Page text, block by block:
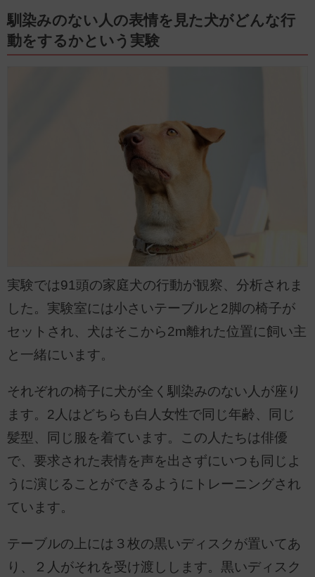
馴染みのない人の表情を見た犬がどんな行
動をするかという実験
実験では91頭の家庭犬の行動が観察、分析されま
した。実験室には小さいテーブルと2脚の椅子が
セットされ、犬はそこから2m離れた位置に飼い主
と一緒にいます。
それぞれの椅子に犬が全く馴染みのない人が座り
ます。2人はどちらも白人女性で同じ年齢、同じ
髪型、同じ服を着ています。この人たちは俳優
で、要求された表情を声を出さずにいつも同じよ
うに演じることができるようにトレーニングされ
ています。
テーブルの上には３枚の黒いディスクが置いてあ
り、２人がそれを受け渡しします。黒いディスク